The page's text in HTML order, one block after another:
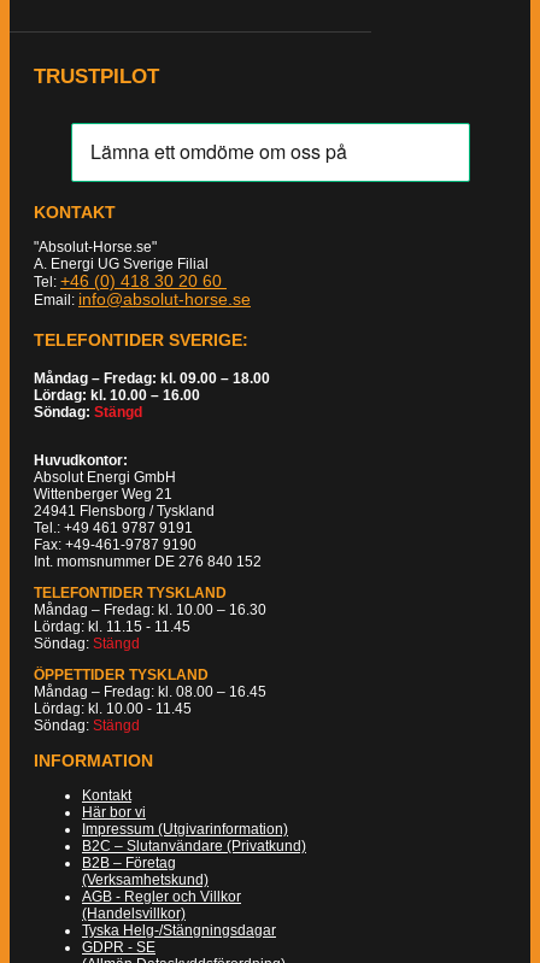
TRUSTPILOT
KONTAKT
"Absolut-Horse.se"
A. Energi UG Sverige Filial
Tel: +46 (0) 418 30 20 60
Email: info@absolut-horse.se
TELEFONTIDER SVERIGE:
Måndag – Fredag: kl. 09.00 – 18.00
Lördag: kl. 10.00 – 16.00
Söndag: Stängd
Huvudkontor:
Absolut Energi GmbH
Wittenberger Weg 21
24941 Flensborg / Tyskland
Tel.: +49 461 9787 9191
Fax: +49-461-9787 9190
Int. momsnummer DE 276 840 152
TELEFONTIDER TYSKLAND
Måndag – Fredag: kl. 10.00 – 16.30
Lördag: kl. 11.15 - 11.45
Söndag: Stängd
ÖPPETTIDER TYSKLAND
Måndag – Fredag: kl. 08.00 – 16.45
Lördag: kl. 10.00 - 11.45
Söndag: Stängd
INFORMATION
Kontakt
Här bor vi
Impressum (Utgivarinformation)
B2C – Slutanvändare (Privatkund)
B2B – Företag
(Verksamhetskund)
AGB - Regler och Villkor
(Handelsvillkor)
Tyska Helg-/Stängningsdagar
GDPR - SE